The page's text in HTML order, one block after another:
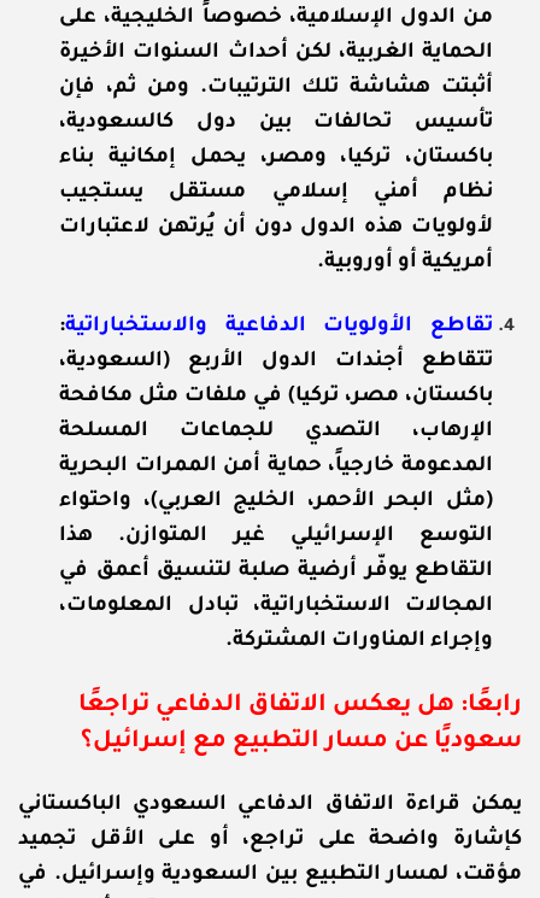
من الدول الإسلامية، خصوصاً الخليجية، على
الحماية الغربية، لكن أحداث السنوات الأخيرة
أثبتت هشاشة تلك الترتيبات. ومن ثم، فإن
تأسيس تحالفات بين دول كالسعودية،
باكستان، تركيا، ومصر، يحمل إمكانية بناء
نظام أمني إسلامي مستقل يستجيب
لأولويات هذه الدول دون أن يُرتهن لاعتبارات
أمريكية أو أوروبية.
تقاطع الأولويات الدفاعية والاستخباراتية:
تتقاطع أجندات الدول الأربع (السعودية،
باكستان، مصر، تركيا) في ملفات مثل مكافحة
الإرهاب، التصدي للجماعات المسلحة
المدعومة خارجياً، حماية أمن الممرات البحرية
(مثل البحر الأحمر، الخليج العربي)، واحتواء
التوسع الإسرائيلي غير المتوازن. هذا
التقاطع يوفّر أرضية صلبة لتنسيق أعمق في
المجالات الاستخباراتية، تبادل المعلومات،
وإجراء المناورات المشتركة.
رابعًا: هل يعكس الاتفاق الدفاعي تراجعًا
سعوديًا عن مسار التطبيع مع إسرائيل؟
يمكن قراءة الاتفاق الدفاعي السعودي الباكستاني
كإشارة واضحة على تراجع، أو على الأقل تجميد
مؤقت، لمسار التطبيع بين السعودية وإسرائيل. في